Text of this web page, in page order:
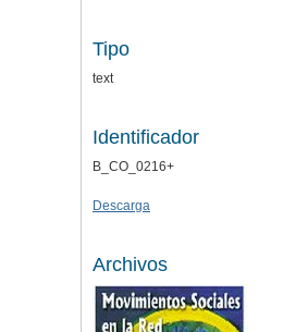
Tipo
text
Identificador
B_CO_0216+
Descarga
Archivos